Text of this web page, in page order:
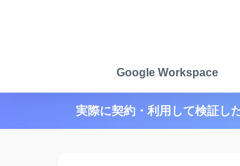
Google Workspace
実際に契約・利用して検証し